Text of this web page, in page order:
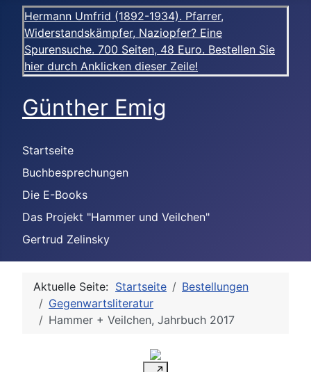
Hermann Umfrid (1892-1934). Pfarrer,
Widerstandskämpfer, Naziopfer? Eine
Spurensuche. 700 Seiten, 48 Euro. Bestellen Sie
hier durch Anklicken dieser Zeile!
Günther Emig
Startseite
Buchbesprechungen
Die E-Books
Das Projekt "Hammer und Veilchen"
Gertrud Zelinsky
Aktuelle Seite: Startseite
Bestellungen
Gegenwartsliteratur
Hammer + Veilchen, Jahrbuch 2017